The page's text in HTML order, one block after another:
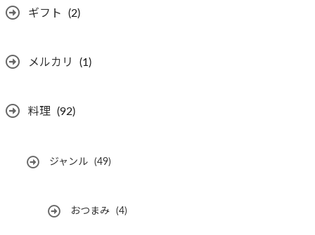
ギフト (2)
メルカリ (1)
料理 (92)
ジャンル (49)
おつまみ (4)